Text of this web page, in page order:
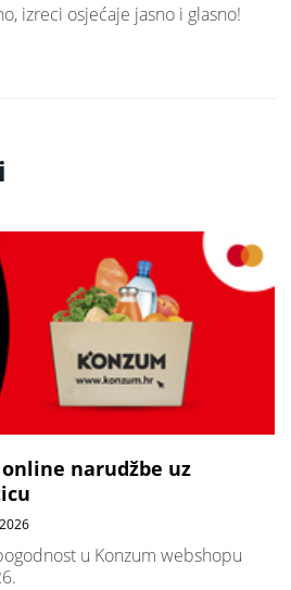
izreci osjećaje jasno i glasno!
narudžbe uz
u Konzum webshopu